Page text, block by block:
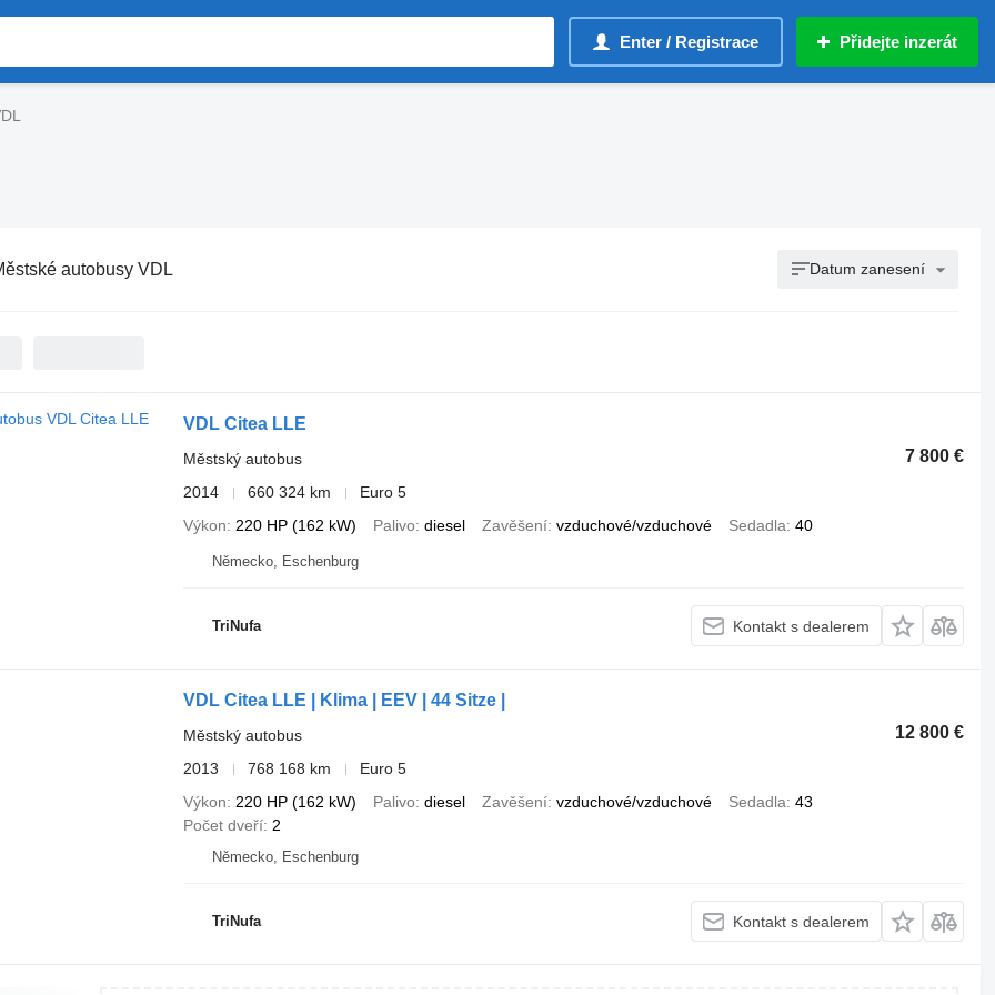
Enter / Registrace Přidejte inzerát
autobusy VDL Datum zanesení
VDL Citea LLE
7 800 €
Městský autobus
2014
660 324 km
Euro 5
Výkon
220 HP (162 kW) Palivo diesel Zavěšení vzduchové/vzduchové Sedadla 40
Německo, Eschenburg
TriNufa Kontakt s dealerem
VDL Citea LLE | Klima | EEV | 44 Sitze |
12 800 €
Městský autobus
2013
768 168 km
Euro 5
Výkon
220 HP (162 kW) Palivo diesel Zavěšení vzduchové/vzduchové Sedadla 43
Počet dveří 2
Německo, Eschenburg
TriNufa Kontakt s dealerem